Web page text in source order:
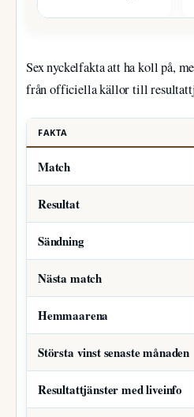
Sex nyckelfakta att ha koll på,
från officiella källor till
FAKTA
Match
Resultat
Sändning
Nästa match
Hemmaarena
Största vinst senaste månaden
Resultattjänster med liveinfo